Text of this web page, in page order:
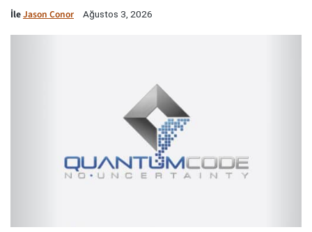
İleJason Conor Ağustos 3, 2026